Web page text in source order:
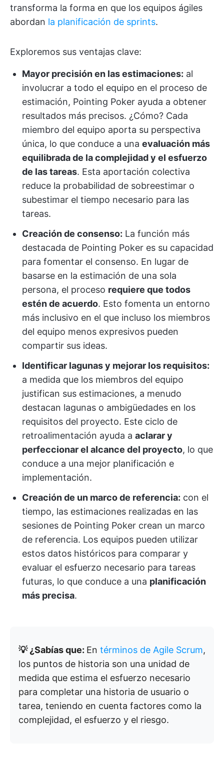
transforma la forma en que los equipos ágiles
abordan la planificación de sprints.
Exploremos sus ventajas clave:
Mayor precisión en las estimaciones: al
involucrar a todo el equipo en el proceso de
estimación, Pointing Poker ayuda a obtener
resultados más precisos. ¿Cómo? Cada
miembro del equipo aporta su perspectiva
única, lo que conduce a una evaluación más
equilibrada de la complejidad y el esfuerzo
de las tareas. Esta aportación colectiva
reduce la probabilidad de sobreestimar o
subestimar el tiempo necesario para las
tareas.
Creación de consenso: La función más
destacada de Pointing Poker es su capacidad
para fomentar el consenso. En lugar de
basarse en la estimación de una sola
persona, el proceso requiere que todos
estén de acuerdo. Esto fomenta un entorno
más inclusivo en el que incluso los miembros
del equipo menos expresivos pueden
compartir sus ideas.
Identificar lagunas y mejorar los requisitos:
a medida que los miembros del equipo
justifican sus estimaciones, a menudo
destacan lagunas o ambigüedades en los
requisitos del proyecto. Este ciclo de
retroalimentación ayuda a aclarar y
perfeccionar el alcance del proyecto, lo que
conduce a una mejor planificación e
implementación.
Creación de un marco de referencia: con el
tiempo, las estimaciones realizadas en las
sesiones de Pointing Poker crean un marco
de referencia. Los equipos pueden utilizar
estos datos históricos para comparar y
evaluar el esfuerzo necesario para tareas
futuras, lo que conduce a una planificación
más precisa.
💡 ¿Sabías que: En términos de Agile Scrum,
los puntos de historia son una unidad de
medida que estima el esfuerzo necesario
para completar una historia de usuario o
tarea, teniendo en cuenta factores como la
complejidad, el esfuerzo y el riesgo.